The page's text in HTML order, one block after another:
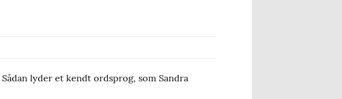
lyder et kendt ordsprog, som Sandra